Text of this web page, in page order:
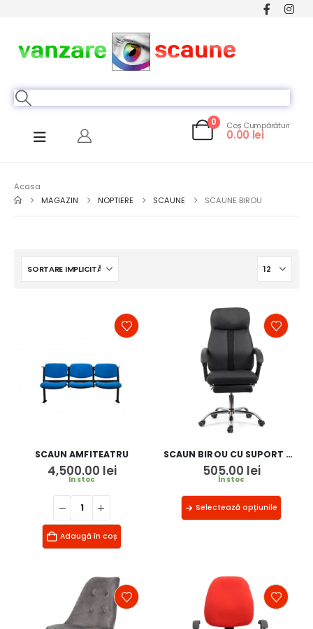
0 Coș Cumpărături
0.00 lei
Acasa
MAGAZIN
NOPTIERE SCAUNE SCAUNE BIROU
SCAUN AMFITEATRU
4,500.00 lei
În stoc
Adaugă în coș
SCAUN BIROU CU SUPORT PICIOARE OFF 321
505.00 lei
În stoc
Selectează opțiunile